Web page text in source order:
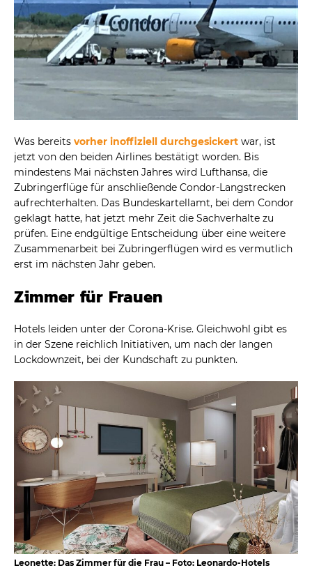
Was bereits vorher inoffiziell durchgesickert war, ist
jetzt von den beiden Airlines bestätigt worden. Bis
mindestens Mai nächsten Jahres wird Lufthansa, die
Zubringerflüge für anschließende Condor-Langstrecken
aufrechterhalten. Das Bundeskartellamt, bei dem Condor
geklagt hatte, hat jetzt mehr Zeit die Sachverhalte zu
prüfen. Eine endgültige Entscheidung über eine weitere
Zusammenarbeit bei Zubringerflügen wird es vermutlich
erst im nächsten Jahr geben.
Zimmer für Frauen
Hotels leiden unter der Corona-Krise. Gleichwohl gibt es
in der Szene reichlich Initiativen, um nach der langen
Lockdownzeit, bei der Kundschaft zu punkten.
Leonette: Das Zimmer für die Frau – Foto: Leonardo-Hotels